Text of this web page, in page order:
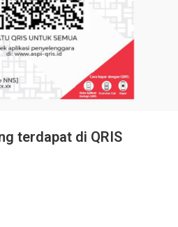
terdapat di QRIS